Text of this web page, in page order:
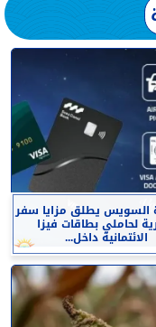
السويس يطلق مزايا سفر
لحاملي بطاقات فيزا
الائتمانية داخل...